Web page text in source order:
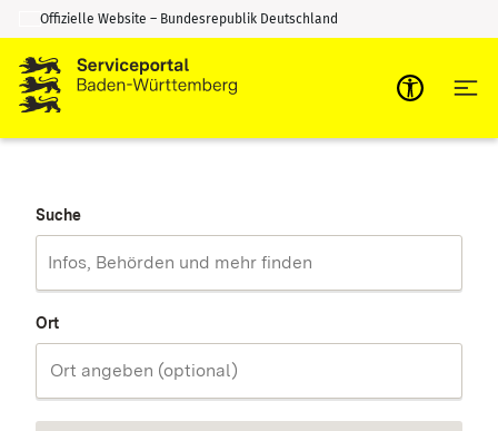
Zum Inhalt springen
Zur Suche springen
Offizielle Website – Bundesrepublik Deutschland
Suche
Ort